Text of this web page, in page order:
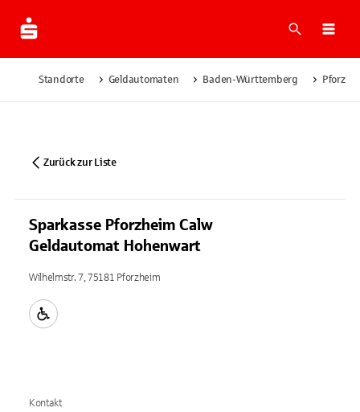
Suche
Standorte Geldautomaten Baden-Württemberg
Zurück zur Liste
Sparkasse Pforzheim Calw
Geldautomat Hohenwart
Wilhelmstr. 7, 75181 Pforzheim
Kontakt